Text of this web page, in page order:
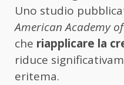
Uno studio
American Academy
che riapplicare la
riduce
eritema.